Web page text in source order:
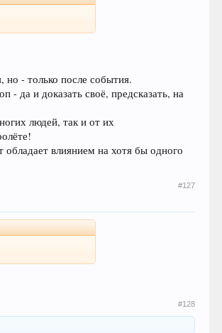
- только после события.
да и доказать своё, предсказать, на
людей, так и от их
обладает влиянием на хотя бы одного
#127
#128